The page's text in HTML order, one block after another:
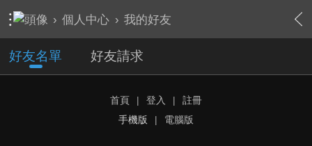
› 個人中心 › 我的好友
好友名單 好友請求
首頁 | 登入 |
註冊
手機版
| 電腦版